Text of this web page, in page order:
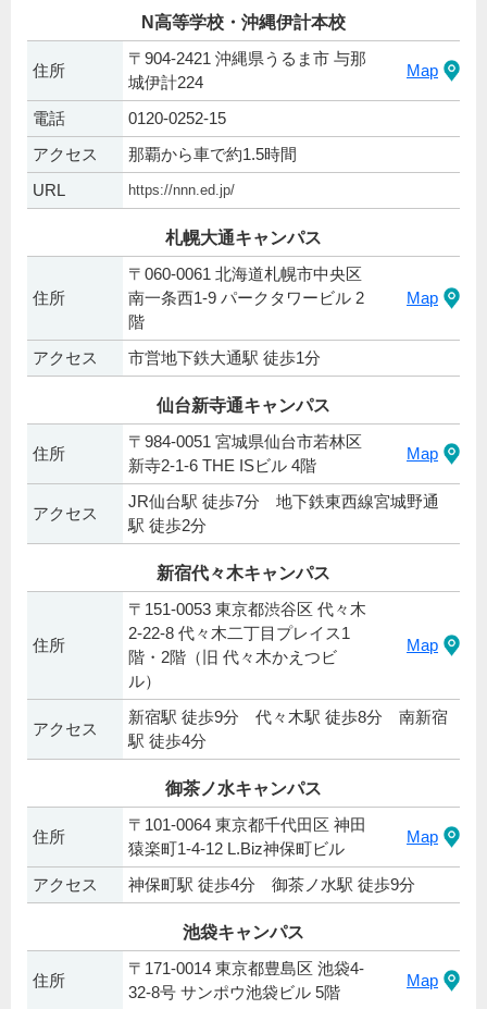
N高等学校・沖縄伊計本校
住所
〒904-2421 沖縄県うるま市 与那
城伊計224
Map
電話
0120-0252-15
アクセス
那覇から車で約1.5時間
URL
https://nnn.ed.jp/
札幌大通キャンパス
住所
〒060-0061 北海道札幌市中央区
南一条西1-9 パークタワービル 2
階
Map
アクセス 市営地下鉄大通駅 徒歩1分
仙台新寺通キャンパス
住所
〒984-0051 宮城県仙台市若林区
新寺2-1-6 THE ISビル 4階
Map
アクセス
JR仙台駅 徒歩7分 地下鉄東西線宮城野通
駅 徒歩2分
新宿代々木キャンパス
住所
〒151-0053 東京都渋谷区 代々木
2-22-8 代々木二丁目プレイス1
階・2階（旧 代々木かえつビ
ル）
Map
アクセス
新宿駅 徒歩9分 代々木駅 徒歩8分 南新宿
駅 徒歩4分
御茶ノ水キャンパス
住所
〒101-0064 東京都千代田区 神田
猿楽町1-4-12 L.Biz神保町ビル
Map
アクセス 神保町駅 徒歩4分 御茶ノ水駅 徒歩9分
池袋キャンパス
住所
〒171-0014 東京都豊島区 池袋4-
32-8号 サンポウ池袋ビル 5階
Map